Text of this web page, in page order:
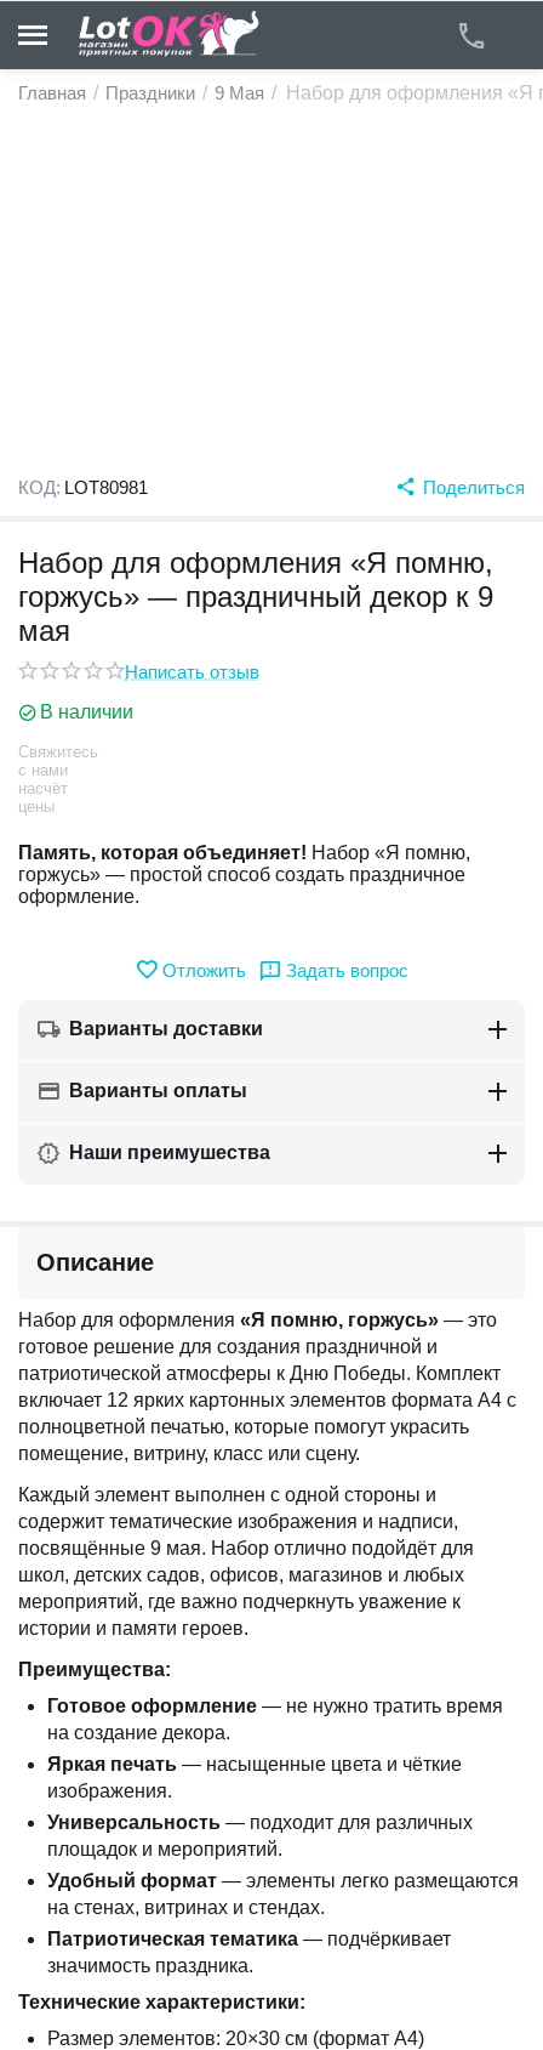
Главная / Праздники / 9 Мая / Набор для оформления «Я
КОД: LOT80981 Поделиться
Набор для оформления «Я помню,
горжусь» — праздничный декор к 9
мая
Написать отзыв
В наличии
Свяжитесь
с нами
насчёт
цены
Память, которая объединяет! Набор «Я помню,
горжусь» — простой способ создать праздничное
оформление.
Отложить Задать вопрос
Варианты доставки
Варианты оплаты
Наши преимушества
Описание
Набор для оформления «Я помню, горжусь» — это
готовое решение для создания праздничной и
патриотической атмосферы к Дню Победы. Комплект
включает 12 ярких картонных элементов формата А4 с
полноцветной печатью, которые помогут украсить
помещение, витрину, класс или сцену.
Каждый элемент выполнен с одной стороны и
содержит тематические изображения и надписи,
посвящённые 9 мая. Набор отлично подойдёт для
школ, детских садов, офисов, магазинов и любых
мероприятий, где важно подчеркнуть уважение к
истории и памяти героев.
Преимущества:
Готовое оформление — не нужно тратить время
на создание декора.
Яркая печать — насыщенные цвета и чёткие
изображения.
Универсальность — подходит для различных
площадок и мероприятий.
Удобный формат — элементы легко размещаются
на стенах, витринах и стендах.
Патриотическая тематика — подчёркивает
значимость праздника.
Технические характеристики:
Размер элементов: 20×30 см (формат А4)